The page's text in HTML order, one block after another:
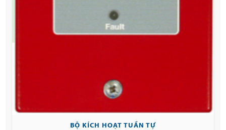
BỘ KÍCH HOẠT TUẦN TỰ